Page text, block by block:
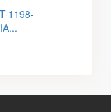
1198-